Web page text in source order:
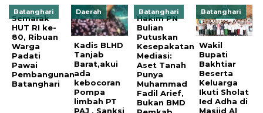
Batanghari
Semarak
HUT RI ke-
80, Ribuan
Warga
Padati
Pawai
Pembangunan
Batanghari
Daerah
Kadis BLHD
Tanjab
Barat,akui
ada
kebocoran
Pompa
limbah PT
PAJ , Sanksi
Batanghari
‎Hakim PN
Bulian
Putuskan
Kesepakatan
Mediasi:
Aset Tanah
Punya
Muhammad
Fadil Arief,
Bukan BMD
Batanghari
Wakil
Bupati
Bakhtiar
Beserta
Keluarga
Ikuti Sholat
Ied Adha di
Masjid Al